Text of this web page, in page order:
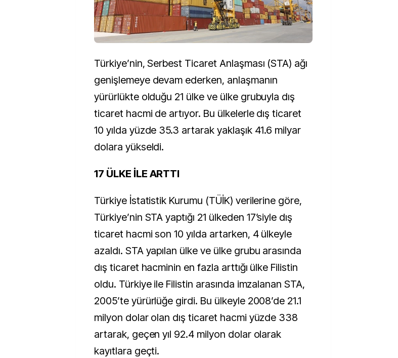
Türkiye’nin, Serbest Ticaret Anlaşması (STA) ağı
genişlemeye devam ederken, anlaşmanın
yürürlükte olduğu 21 ülke ve ülke grubuyla dış
ticaret hacmi de artıyor. Bu ülkelerle dış ticaret
10 yılda yüzde 35.3 artarak yaklaşık 41.6 milyar
dolara yükseldi.
17 ÜLKE İLE ARTTI
Türkiye İstatistik Kurumu (TÜİK) verilerine göre,
Türkiye’nin STA yaptığı 21 ülkeden 17’siyle dış
ticaret hacmi son 10 yılda artarken, 4 ülkeyle
azaldı. STA yapılan ülke ve ülke grubu arasında
dış ticaret hacminin en fazla arttığı ülke Filistin
oldu. Türkiye ile Filistin arasında imzalanan STA,
2005’te yürürlüğe girdi. Bu ülkeyle 2008’de 21.1
milyon dolar olan dış ticaret hacmi yüzde 338
artarak, geçen yıl 92.4 milyon dolar olarak
kayıtlara geçti.